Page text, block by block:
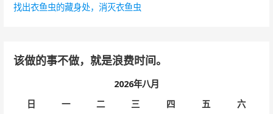
找出衣鱼虫的藏身处，消灭衣鱼虫
该做的事不做，就是浪费时间。
2026年八月
日
一 二 三 四 五 六